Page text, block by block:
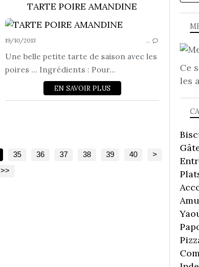
TARTE POIRE AMANDINE
19/10/2013 …
Une belle petite tarte de saison avec les
poires ... Ingrédients : Pour...
EN SAVOIR PLUS
BRIOCHES - PAINS - VIENNOISSERIES...
35 36 37 38 39 40 50
60
70
80
90
>
>>
Ce
les